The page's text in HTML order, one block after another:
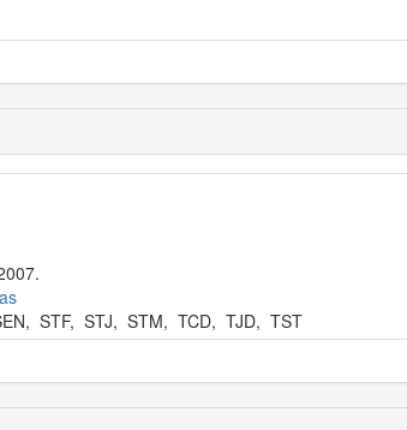
, STF, STJ, STM, TCD, TJD, TST